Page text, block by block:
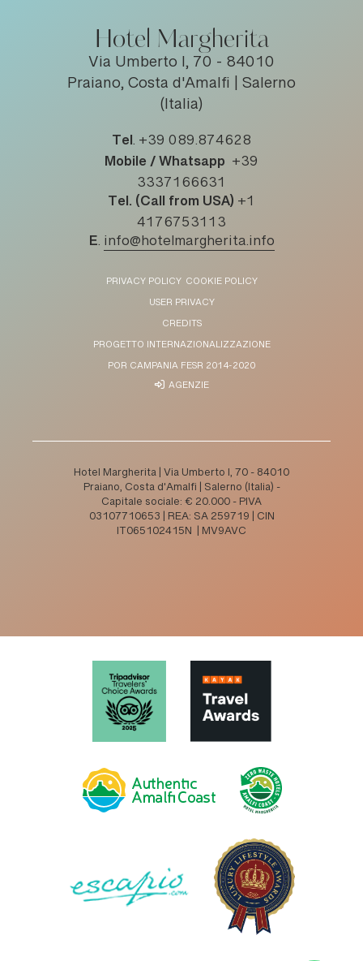
Hotel Margherita
Via Umberto I, 70 - 84010
Praiano, Costa d'Amalfi | Salerno
(Italia)
Tel. +39 089.874628
Mobile / Whatsapp +39
3337166631
Tel. (Call from USA) +1
4176753113
E. info@hotelmargherita.info
PRIVACY POLICY COOKIE POLICY
USER PRIVACY
CREDITS
PROGETTO INTERNAZIONALIZZAZIONE
POR CAMPANIA FESR 2014-2020
AGENZIE
Hotel Margherita | Via Umberto I, 70 - 84010
Praiano, Costa d'Amalfi | Salerno (Italia) -
Capitale sociale: € 20.000 - PIVA
03107710653 | REA: SA 259719 | CIN
IT065102415N | MV9AVC